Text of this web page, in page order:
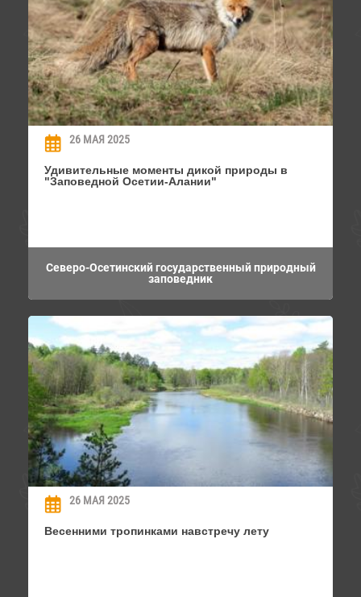
26 МАЯ 2025
Удивительные моменты дикой природы в
"Заповедной Осетии-Алании"
Северо-Осетинский государственный природный
заповедник
26 МАЯ 2025
Весенними тропинками навстречу лету